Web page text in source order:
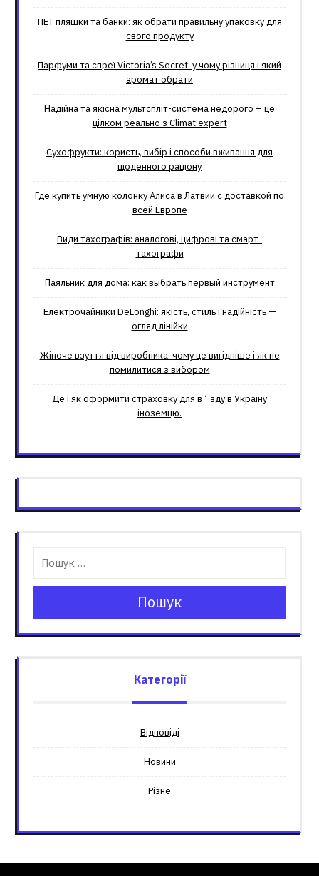
ПЕТ пляшки та банки: як обрати правильну упаковку для
свого продукту
Парфуми та спреї Victoria’s Secret: у чому різниця і який
аромат обрати
Надійна та якісна мультспліт-система недорого – це
цілком реально з Climat.еxpert
Сухофрукти: користь, вибір і способи вживання для
щоденного раціону
Где купить умную колонку Алиса в Латвии с доставкой по
всей Европе
Види тахографів: аналогові, цифрові та смарт-
тахографи
Паяльник для дома: как выбрать первый инструмент
Електрочайники DeLonghi: якість, стиль і надійність —
огляд лінійки
Жіноче взуття від виробника: чому це вигідніше і як не
помилитися з вибором
Де і як оформити страховку для вʼїзду в Україну
іноземцю.
Пошук
Категорії
Відповіді
Новини
Різне